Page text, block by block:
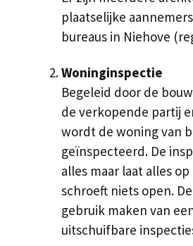
plaatselijke
bureaus in Niehove
Woninginspectie
Begeleid door de
de verkopende partij
wordt de woning van
geïnspecteerd. De
alles maar laat alles
schroeft niets open.
gebruik maken van
uitschuifbare